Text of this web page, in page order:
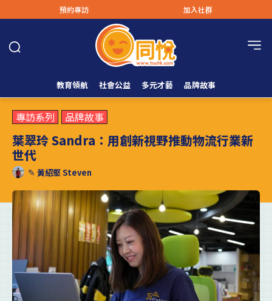
預約專訪 加入社群
教育領航 社會公益 多元才藝 品牌故事
專訪系列 品牌故事
葉翠玲 Sandra：用創新視野推動物流行業新
世代
✎ 黃紹堅 Steven